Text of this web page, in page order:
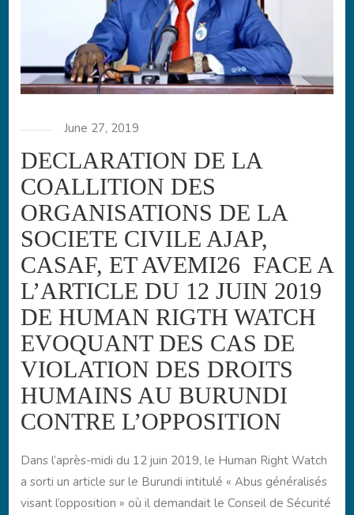
June 27, 2019
DECLARATION DE LA
COALLITION DES
ORGANISATIONS DE LA
SOCIETE CIVILE AJAP,
CASAF, ET AVEMI26 FACE A
L’ARTICLE DU 12 JUIN 2019
DE HUMAN RIGTH WATCH
EVOQUANT DES CAS DE
VIOLATION DES DROITS
HUMAINS AU BURUNDI
CONTRE L’OPPOSITION
Dans l’après-midi du 12 juin 2019, le Human Right Watch
a sorti un article sur le Burundi intitulé « Abus généralisés
visant l’opposition » où il demandait le Conseil de Sécurité